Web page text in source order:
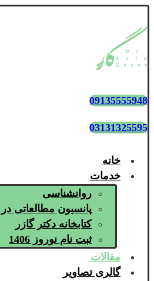
09135555948
03131325595
خانه
خدمات
روانشناسی
پانسیون مطالعاتی
کتابخانه دکتر گازر
ثبت نام نوروز 1406
مقالات
گالری تصاویر